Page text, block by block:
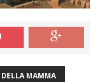
DELLA MAMMA